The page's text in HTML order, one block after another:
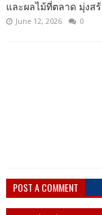
และผลไม้ที่ตลาด มุ่งส
June 12, 2026 0
POST A COMMENT